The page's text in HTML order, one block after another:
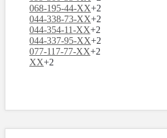
068-195-44-XX+2
044-338-73-XX+2
044-354-11-XX+2
044-337-95-XX+2
077-117-77-XX+2
XX+2